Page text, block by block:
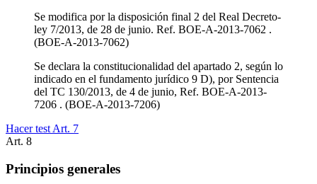
Se modifica por la disposición final 2 del Real Decreto-
ley 7/2013, de 28 de junio. Ref. BOE-A-2013-7062 .
(BOE-A-2013-7062)
Se declara la constitucionalidad del apartado 2, según lo
indicado en el fundamento jurídico 9 D), por Sentencia
del TC 130/2013, de 4 de junio, Ref. BOE-A-2013-
7206 . (BOE-A-2013-7206)
Hacer test Art. 7
Art. 8
Principios generales